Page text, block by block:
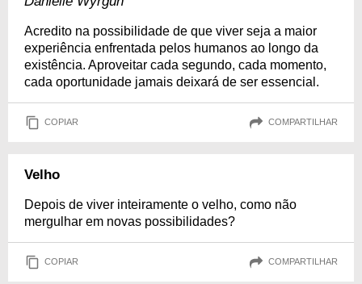
Acredito na possibilidade de que viver seja a maior
experiência enfrentada pelos humanos ao longo da
existência. Aproveitar cada segundo, cada momento,
cada oportunidade jamais deixará de ser essencial.
COPIAR COMPARTILHAR
Velho
Depois de viver inteiramente o velho, como não
mergulhar em novas possibilidades?
COPIAR COMPARTILHAR